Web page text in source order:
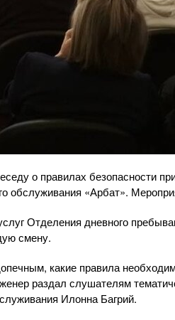
о правилах безопасности
обслуживания «Арбат».
Отделения дневного
смену.
какие правила
раздал слушателям
Илонна Багрий.